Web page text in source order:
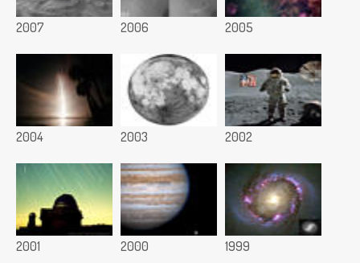
2007 2006 2005
2004 2003 2002
2001 2000 1999